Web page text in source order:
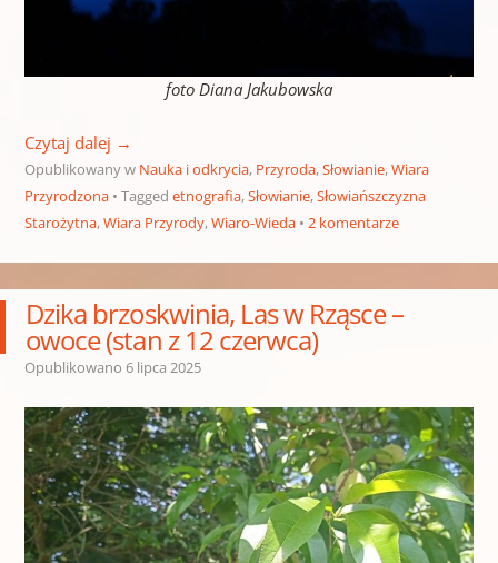
foto Diana Jakubowska
Czytaj dalej →
Opublikowany w Nauka i odkrycia, Przyroda,Słowianie,Wiara
Przyrodzona
Tagged etnografia,Słowianie,Słowiańszczyzna
Starożytna,Wiara Przyrody,Wiaro-Wieda 2 komentarze
Dzika brzoskwinia, Las w Rząsce –
owoce (stan z 12 czerwca)
Opublikowano 6 lipca 2025